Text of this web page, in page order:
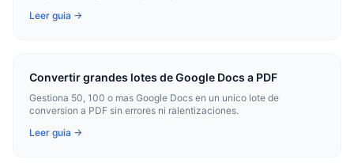
Leer guia →
Convertir grandes lotes de Google Docs a PDF
Gestiona 50, 100 o mas Google Docs en un unico lote de
conversion a PDF sin errores ni ralentizaciones.
Leer guia →